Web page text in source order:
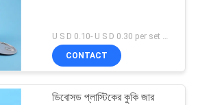
U S D 0.10- U S D 0.30 per set MOQ:5000 এসইটি
CONTACT
ডিবোসড প্লাস্টিকের কুকি জার